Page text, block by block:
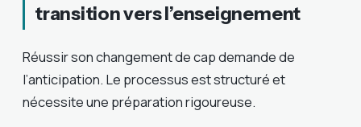
transition vers l’enseignement
Réussir son changement de cap demande de
l’anticipation. Le processus est structuré et
nécessite une préparation rigoureuse.